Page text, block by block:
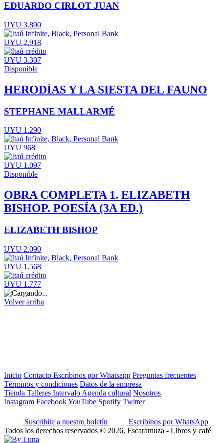
EDUARDO CIRLOT JUAN
UYU 3.890
UYU 2.918
UYU 3.307
Disponible
HERODÍAS Y LA SIESTA DEL FAUNO
STEPHANE MALLARMÉ
UYU 1.290
UYU 968
UYU 1.097
Disponible
OBRA COMPLETA 1. ELIZABETH
BISHOP. POESÍA (3A ED.)
ELIZABETH BISHOP
UYU 2.090
UYU 1.568
UYU 1.777
Volver arriba
Inicio Contacto Escribinos por Whatsapp Preguntas frecuentes
Términos y condiciones Datos de la empresa
Tienda Talleres Intervalo Agenda cultural Nosotros
Instagram FacebookYouTube Spotify Twitter
Suscribite a nuestro boletín
Escribinos por WhatsApp
Todos los derechos reservados © 2026, Escaramuza - Libros y café